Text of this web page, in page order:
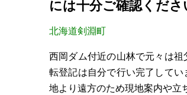
には十分ご確認くださ
北海道剣淵町
西岡ダム付近の山林で元々は
転登記は自分で行い完了して
地より遠方のため現地案内や立